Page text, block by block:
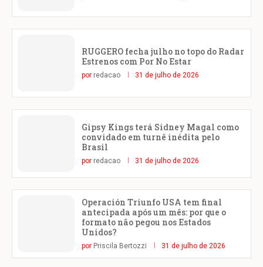
RUGGERO fecha julho no topo do Radar
Estrenos com Por No Estar
por redacao 31 de julho de 2026
Gipsy Kings terá Sidney Magal como
convidado em turnê inédita pelo
Brasil
por redacao 31 de julho de 2026
Operación Triunfo USA tem final
antecipada após um mês: por que o
formato não pegou nos Estados
Unidos?
por Priscila Bertozzi 31 de julho de 2026